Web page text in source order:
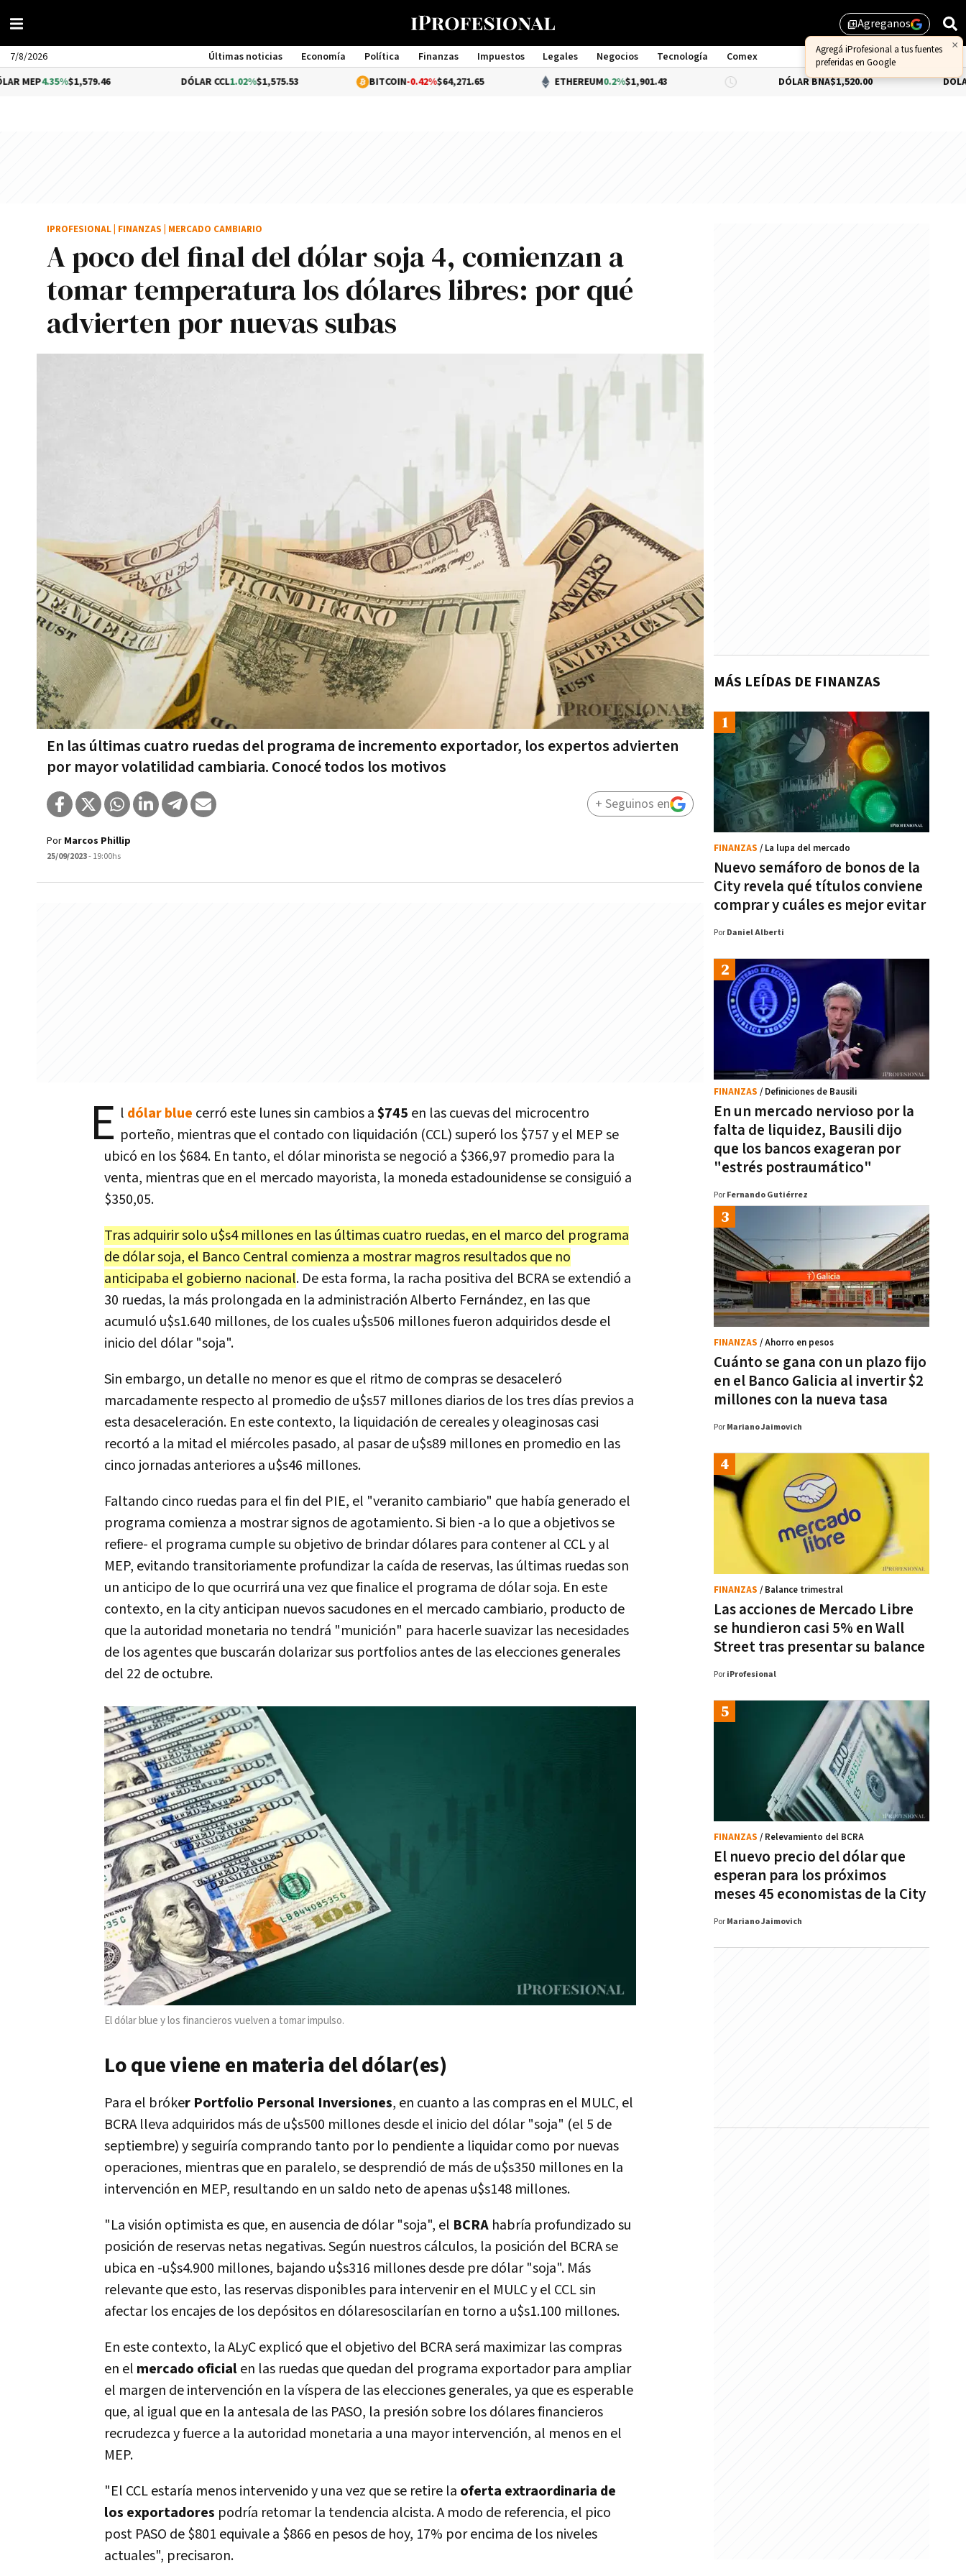
library_addAgreganos
×
Agregá iProfesional a tus fuentes
preferidas en Google
7/8/2026 Últimas noticias Economía Política Finanzas Impuestos Legales Negocios Tecnología
Comex
Management
$1,579.46 1.02%$1,575.53 -0.42%$64,271.65 ETHEREUM0.2%$1,901.43 DÓLAR BNA $1,520.00 DÓLAR BLUE-
A poco del final del dólar soja 4, comienzan a
tomar temperatura los dólares libres: por qué
advierten por nuevas subas
En las últimas cuatro ruedas del programa de incremento exportador, los expertos advierten
por mayor volatilidad cambiaria. Conocé todos los motivos
IPROFESIONAL FINANZAS MERCADO CAMBIARIO
Por Marcos Phillip
25/09/2023- 19:00hs
+ Seguinos en
E l dólar blue cerró este lunes sin cambios a$745 en las cuevas del microcentro
porteño, mientras que el contado con liquidación (CCL) superó los $757 y el MEP se
ubicó en los $684. En tanto, el dólar minorista se negoció a $366,97 promedio para la
venta, mientras que en el mercado mayorista, la moneda estadounidense se consiguió a
$350,05.
Tras adquirir solo u$s4 millones en las últimas cuatro ruedas, en el marco del programa
de dólar soja, el Banco Central comienza a mostrar magros resultados que no
anticipaba el gobierno nacional. De esta forma, la racha positiva del BCRA se extendió a
30 ruedas, la más prolongada en la administración Alberto Fernández, en las que
acumuló u$s1.640 millones, de los cuales u$s506 millones fueron adquiridos desde el
inicio del dólar "soja".
Sin embargo, un detalle no menor es que el ritmo de compras se desaceleró
marcadamente respecto al promedio de u$s57 millones diarios de los tres días previos a
esta desaceleración. En este contexto, la liquidación de cereales y oleaginosas casi
recortó a la mitad el miércoles pasado, al pasar de u$s89 millones en promedio en las
cinco jornadas anteriores a u$s46 millones.
Faltando cinco ruedas para el fin del PIE, el "veranito cambiario" que había generado el
programa comienza a mostrar signos de agotamiento. Si bien -a lo que a objetivos se
refiere- el programa cumple su objetivo de brindar dólares para contener al CCL y al
MEP, evitando transitoriamente profundizar la caída de reservas, las últimas ruedas son
un anticipo de lo que ocurrirá una vez que finalice el programa de dólar soja. En este
contexto, en la city anticipan nuevos sacudones en el mercado cambiario, producto de
que la autoridad monetaria no tendrá "munición" para hacerle suavizar las necesidades
de los agentes que buscarán dolarizar sus portfolios antes de las elecciones generales
del 22 de octubre.
El dólar blue y los financieros vuelven a tomar impulso.
Lo que viene en materia del dólar(es)
Para el bróker Portfolio Personal Inversiones, en cuanto a las compras en el MULC, el
BCRA lleva adquiridos más de u$s500 millones desde el inicio del dólar "soja" (el 5 de
septiembre) y seguiría comprando tanto por lo pendiente a liquidar como por nuevas
operaciones, mientras que en paralelo, se desprendió de más de u$s350 millones en la
intervención en MEP, resultando en un saldo neto de apenas u$s148 millones.
"La visión optimista es que, en ausencia de dólar "soja", el BCRA habría profundizado su
posición de reservas netas negativas. Según nuestros cálculos, la posición del BCRA se
ubica en -u$s4.900 millones, bajando u$s316 millones desde pre dólar "soja". Más
relevante que esto, las reservas disponibles para intervenir en el MULC y el CCL sin
afectar los encajes de los depósitos en dólaresoscilarían en torno a u$s1.100 millones.
En este contexto, la ALyC explicó que el objetivo del BCRA será maximizar las compras
en el mercado oficialen las ruedas que quedan del programa exportador para ampliar
el margen de intervención en la víspera de las elecciones generales, ya que es esperable
que, al igual que en la antesala de las PASO, la presión sobre los dólares financieros
recrudezca y fuerce a la autoridad monetaria a una mayor intervención, al menos en el
MEP.
"El CCL estaría menos intervenido y una vez que se retire la oferta extraordinaria de
los exportadores podría retomar la tendencia alcista. A modo de referencia, el pico
post PASO de $801 equivale a $866 en pesos de hoy, 17% por encima de los niveles
actuales", precisaron.
MÁS LEÍDAS DE FINANZAS
Nuevo semáforo de bonos de la
City revela qué títulos conviene
comprar y cuáles es mejor evitar
FINANZAS / La lupa del mercado
Por Daniel Alberti
En un mercado nervioso por la
falta de liquidez, Bausili dijo
que los bancos exageran por
"estrés postraumático"
FINANZAS / Definiciones de Bausili
Por Fernando Gutiérrez
Cuánto se gana con un plazo fijo
en el Banco Galicia al invertir $2
millones con la nueva tasa
FINANZAS / Ahorro en pesos
Por Mariano Jaimovich
Las acciones de Mercado Libre
se hundieron casi 5% en Wall
Street tras presentar su balance
FINANZAS / Balance trimestral
Por iProfesional
El nuevo precio del dólar que
esperan para los próximos
meses 45 economistas de la City
FINANZAS / Relevamiento del BCRA
Por Mariano Jaimovich